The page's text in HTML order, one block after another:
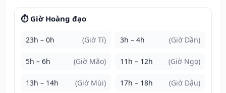
⏱️ Giờ Hoàng đạo
23h – 0h (Giờ Tí) 3h – 4h (Giờ Dần)
5h – 6h (Giờ Mão) 11h – 12h (Giờ Ngọ)
13h – 14h (Giờ Mùi) 17h – 18h (Giờ Dậu)